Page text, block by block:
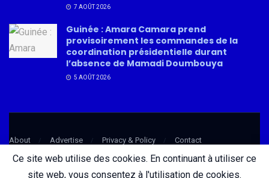
7 AOÛT 2026
Guinée : Amara Camara prend
provisoirement les commandes de la
coordination présidentielle durant
l’absence de Mamadi Doumbouya
5 AOÛT 2026
About Advertise Privacy & Policy Contact
Ce site web utilise des cookies. En continuant à utiliser ce
site web, vous consentez à l'utilisation de cookies.